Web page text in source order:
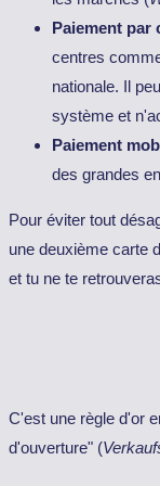
Paiement par
centres
nationale. Il
système et
Paiement
des grandes
Pour éviter tout
une deuxième carte
et tu ne te
C'est une règle d'or
d'ouverture" (